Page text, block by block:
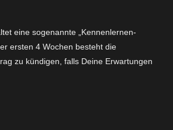
eine sogenannte „Kennenlernen-
ersten 4 Wochen besteht die
zu kündigen, falls Deine Erwartungen